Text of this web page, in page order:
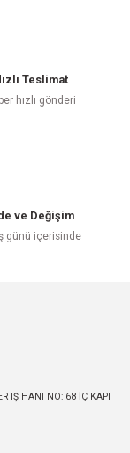
Teslimat
hızlı gönderi
ve Değişim
günü içerisinde
IŞ HANI NO: 68 İÇ KAPI